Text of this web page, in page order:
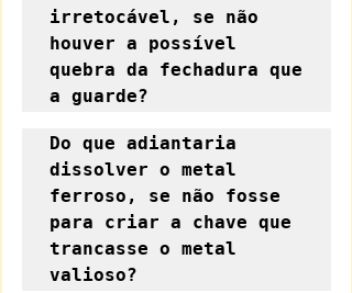
irretocável, se não
houver a possível
quebra da fechadura que
a guarde?
Do que adiantaria
dissolver o metal
ferroso, se não fosse
para criar a chave que
trancasse o metal
valioso?